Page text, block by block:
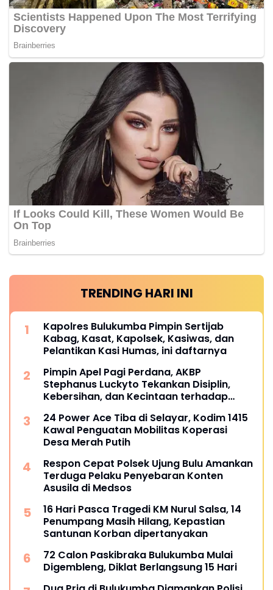
TRENDING HARI INI
Kapolres Bulukumba Pimpin Sertijab
Kabag, Kasat, Kapolsek, Kasiwas, dan
Pelantikan Kasi Humas, ini daftarnya
Pimpin Apel Pagi Perdana, AKBP
Stephanus Luckyto Tekankan Disiplin,
Kebersihan, dan Kecintaan terhadap
24 Power Ace Tiba di Selayar, Kodim 1415
Kawal Penguatan Mobilitas Koperasi
Desa Merah Putih
Respon Cepat Polsek Ujung Bulu Amankan
Terduga Pelaku Penyebaran Konten
Asusila di Medsos
16 Hari Pasca Tragedi KM Nurul Salsa, 14
Penumpang Masih Hilang, Kepastian
Santunan Korban dipertanyakan
72 Calon Paskibraka Bulukumba Mulai
Digembleng, Diklat Berlangsung 15 Hari